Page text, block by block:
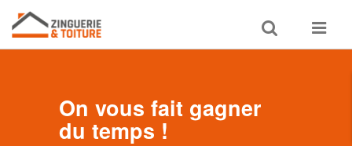
Toggle
search
Toggle
On vous fait gagner
du temps !